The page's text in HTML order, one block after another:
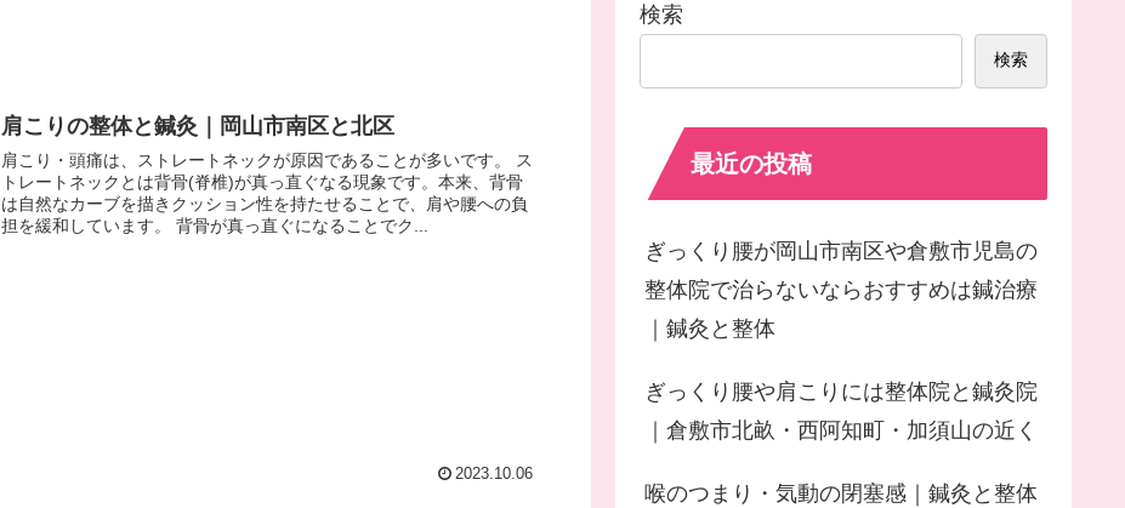
肩こりの整体と鍼灸｜岡山市南区と北区
肩こり・頭痛は、ストレートネックが原因であることが多いです。 ス
トレートネックとは背骨(脊椎)が真っ直ぐなる現象です。本来、背骨
は自然なカーブを描きクッション性を持たせることで、肩や腰への負
担を緩和しています。 背骨が真っ直ぐになることでク...
2023.10.06
検索
検索
最近の投稿
ぎっくり腰が岡山市南区や倉敷市児島の
整体院で治らないならおすすめは鍼治療
｜鍼灸と整体
ぎっくり腰や肩こりには整体院と鍼灸院
｜倉敷市北畝・西阿知町・加須山の近く
喉のつまり・気動の閉塞感｜鍼灸と整体